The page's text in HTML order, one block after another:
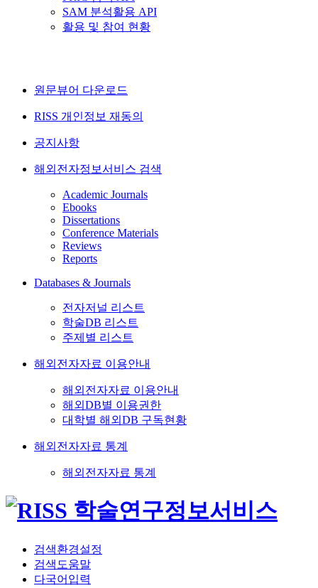
SAM 분석활용 API
활용 및 참여 현황
원문뷰어 다운로드
RISS 개인정보 재동의
공지사항
해외전자정보서비스 검색
Academic Journals
Ebooks
Dissertations
Conference Materials
Reviews
Reports
Databases & Journals
전자저널 리스트
학술DB 리스트
주제별 리스트
해외전자자료 이용안내
해외전자자료 이용안내
해외DB별 이용권한
대학별 해외DB 구독현황
해외전자자료 통계
해외전자자료 통계
검색환경설정
검색도움말
다국어입력